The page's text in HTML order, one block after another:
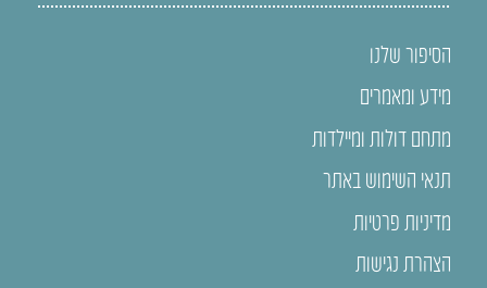
הסיפור שלנו
מידע ומאמרים
מתחם דולות ומיילדות
תנאי השימוש באתר
מדיניות פרטיות
הצהרת נגישות